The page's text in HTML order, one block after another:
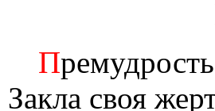
П
Закла своя